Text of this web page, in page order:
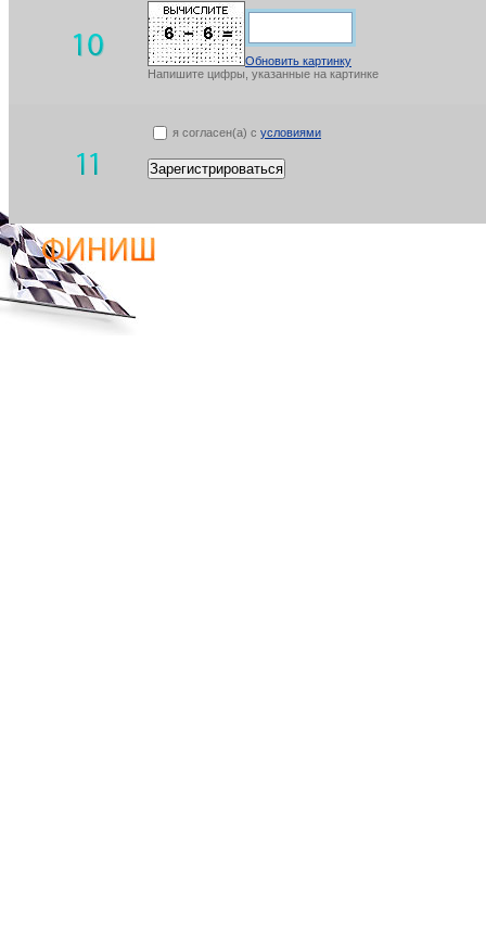
Обновить картинку
Напишите цифры, указанные на картинке
я согласен(а) с условиями
Зарегистрироваться